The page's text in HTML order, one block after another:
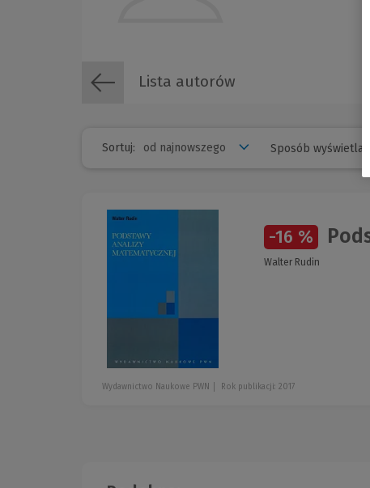
Lista autorów
Sortuj: Sposób
-16 %
Walter Rudin
Wydawnictwo Naukowe PWN Rok publikacji: 2017